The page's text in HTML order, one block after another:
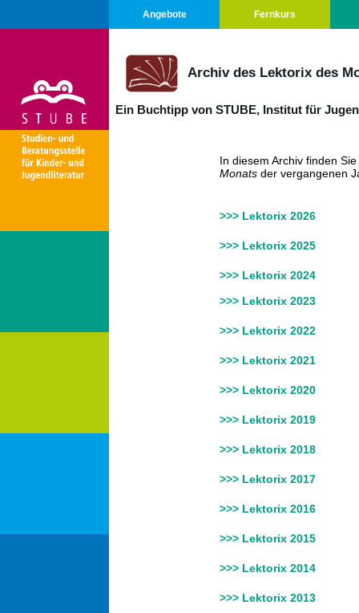
Angebote Fernkurs
Archiv des Lektorix des
Ein Buchtipp von STUBE, Institut für
In diesem Archiv finden
Monats der vergangenen
>>> Lektorix 2026
>>> Lektorix 2025
>>> Lektorix 2024
>>> Lektorix 2023
>>> Lektorix 2022
>>> Lektorix 2021
>>> Lektorix 2020
>>> Lektorix 2019
>>> Lektorix 2018
>>> Lektorix 2017
>>> Lektorix 2016
>>> Lektorix 2015
>>> Lektorix 2014
>>> Lektorix 2013